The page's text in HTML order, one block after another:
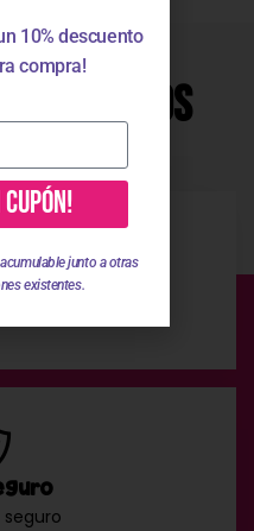
seguro
10% descuento
compra!
junto a otras
existentes.